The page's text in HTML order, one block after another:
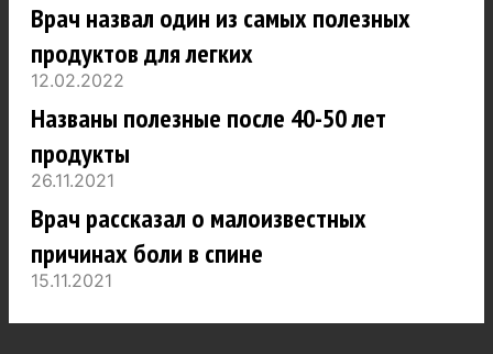
Врач назвал один из самых полезных
продуктов для легких
12.02.2022
Названы полезные после 40-50 лет
продукты
26.11.2021
Врач рассказал о малоизвестных
причинах боли в спине
15.11.2021